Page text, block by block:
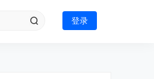
登录